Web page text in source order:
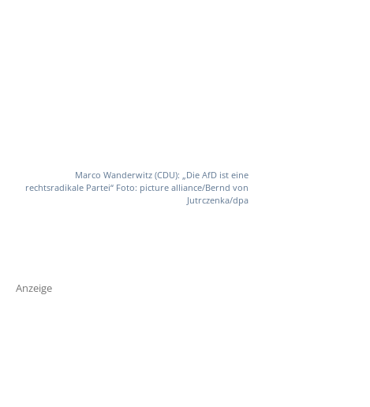
Marco Wanderwitz (CDU): „Die AfD ist eine
rechtsradikale Partei“ Foto: picture alliance/Bernd von
Jutrczenka/dpa
Anzeige